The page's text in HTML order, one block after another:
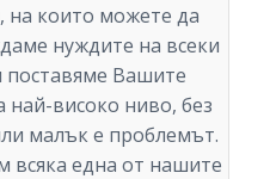
на които можете да
нуждите на всеки
поставяме Вашите
високо ниво, без
малък е проблемът.
всяка една от нашите